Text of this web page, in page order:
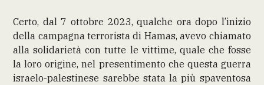
Certo, dal 7 ottobre 2023, qualche ora dopo l’inizio
della campagna terrorista di Hamas, avevo chiamato
alla solidarietà con tutte le vittime, quale che fosse
la loro origine, nel presentimento che questa guerra
israelo-palestinese sarebbe stata la più spaventosa